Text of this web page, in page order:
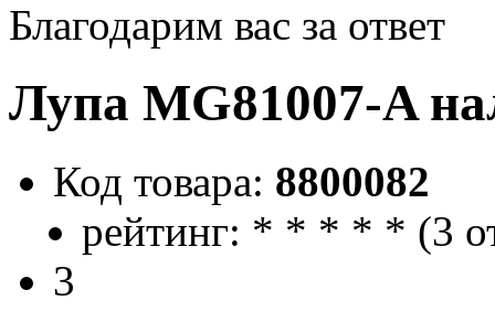
Благодарим вас за ответ
Лупа MG81007-A
Код товара: 8800082
рейтинг: * * * * * (3
3